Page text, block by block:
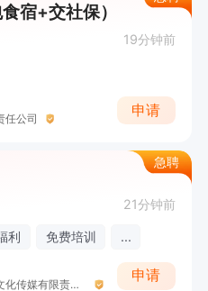
宿+交社保）
19分钟前
任公司
申请
急聘
21分钟前
利 免费培训 ...
米汀传媒（潢川县趣九格文化传媒有限责任公司）
申请